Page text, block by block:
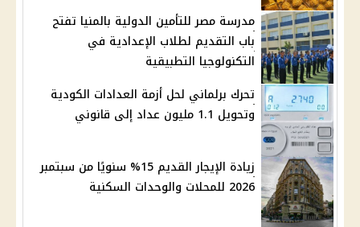
مدرسة مصر للتأمين الدولية بالمنيا تفتح
باب التقديم لطلاب الإعدادية في
التكنولوجيا التطبيقية
تحرك برلماني لحل أزمة العدادات الكودية
وتحويل 1.1 مليون عداد إلى قانوني
زيادة الإيجار القديم 15% سنويًا من سبتمبر
2026 للمحلات والوحدات السكنية